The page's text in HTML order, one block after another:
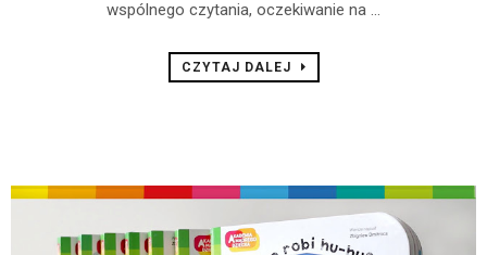
wspólnego czytania, oczekiwanie na ...
CZYTAJ DALEJ